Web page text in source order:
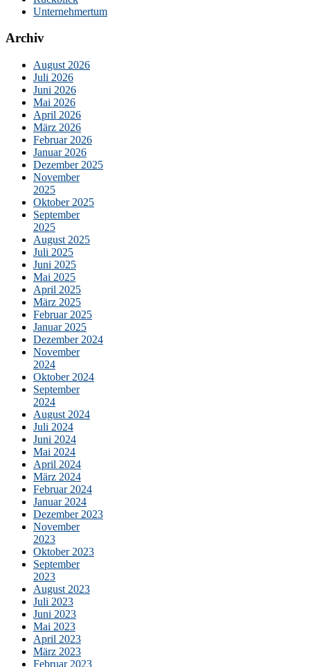
Unternehmertum
Archiv
August 2026
Juli 2026
Juni 2026
Mai 2026
April 2026
März 2026
Februar 2026
Januar 2026
Dezember 2025
November
2025
Oktober 2025
September
2025
August 2025
Juli 2025
Juni 2025
Mai 2025
April 2025
März 2025
Februar 2025
Januar 2025
Dezember 2024
November
2024
Oktober 2024
September
2024
August 2024
Juli 2024
Juni 2024
Mai 2024
April 2024
März 2024
Februar 2024
Januar 2024
Dezember 2023
November
2023
Oktober 2023
September
2023
August 2023
Juli 2023
Juni 2023
Mai 2023
April 2023
März 2023
Februar 2023